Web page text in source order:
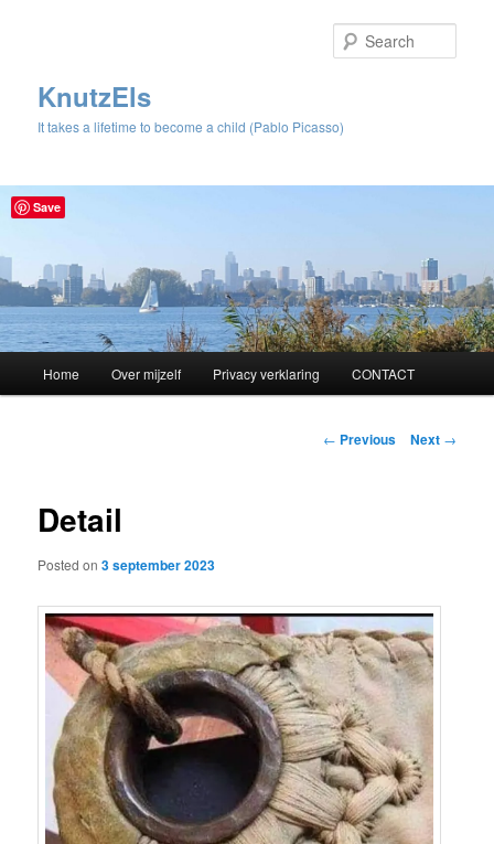
KnutzEls
It takes a lifetime to become a child (Pablo Picasso)
Skip
content
Home Over mijzelf Privacy verklaring CONTACT
Post
← Previous Next →
Detail
Posted on3 september 2023
Save